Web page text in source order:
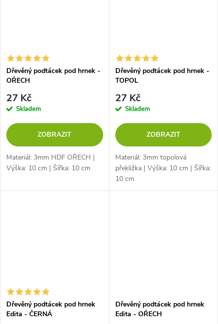
Dřevěný podtácek pod hrnek -
OŘECH
27 Kč
Skladem
ZOBRAZIT
Materiál: 3mm HDF OŘECH |
Výška: 10 cm | Šířka: 10 cm
Dřevěný podtácek pod hrnek -
TOPOL
27 Kč
Skladem
ZOBRAZIT
Materiál: 3mm topolová
překližka | Výška: 10 cm | Šířka:
10 cm
Dřevěný podtácek pod hrnek
Edita - ČERNÁ
Dřevěný podtácek pod hrnek
Edita - OŘECH